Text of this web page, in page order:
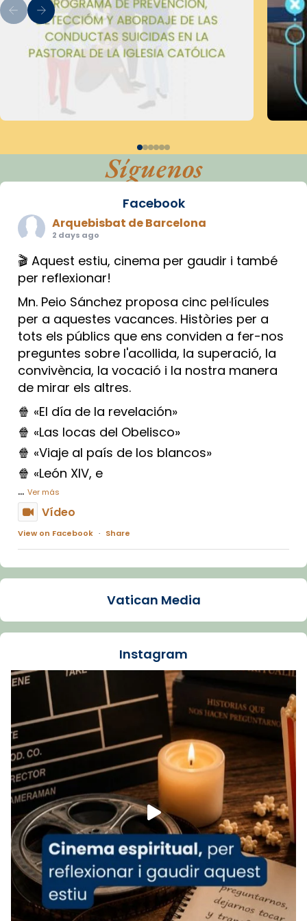
Síguenos
Facebook
Arquebisbat de Barcelona
2 days ago
🎬 Aquest estiu, cinema per gaudir i també
per reflexionar!
Mn. Peio Sánchez proposa cinc pel·lícules
per a aquestes vacances. Històries per a
tots els públics que ens conviden a fer-nos
preguntes sobre l'acollida, la superació, la
convivència, la vocació i la nostra manera
de mirar els altres.
🍿 «El día de la revelación»
🍿 «Las locas del Obelisco»
🍿 «Viaje al país de los blancos»
🍿 «León XIV, e
... Ver más
Vídeo
View on Facebook · Share
Arquebisbat de Barcelona
La Carmina va patir depressió. Fa gairebé
dos mesos, a l'Estadi Lluís Companys, la
Recupera l'entrevista comp
Vatican
tican News 👇
www.vaticannews.va/es/iglesia/news/2026-
07/carmina-historia-depresion-papa-viaje-
espana-testimoni...
Foto
View on Facebook · Share
Arquebisbat de Barcelona
1 week ago
«Avui les santes Juliana i Semproniana ens
ajuden a alçar la mirada»
Vatican Media
Instagram